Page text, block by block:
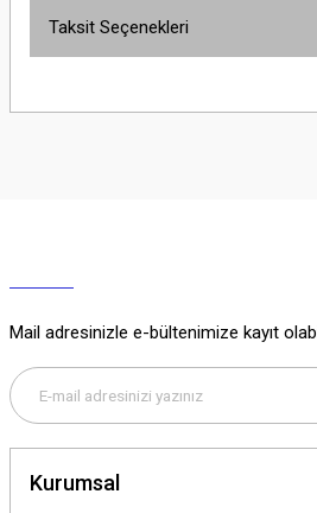
Soru Sor
Taksit Seçenekleri
Mail adresinizle e-bültenimize kayıt
Kurumsal